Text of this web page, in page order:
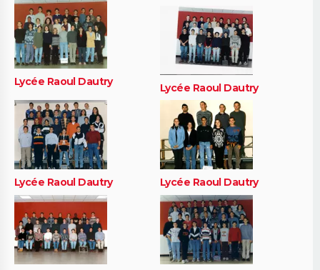
Lycée Raoul Dautry Lycée Raoul Dautry
Lycée Raoul Dautry Lycée Raoul Dautry